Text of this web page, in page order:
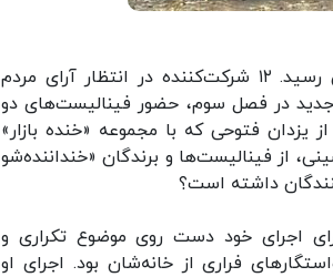
پنج شنبه‌شب رقابت ۲۰ شرکت‌کننده «خنداننده‌شو ۳» در مرحله اول به پایان رسید. ۱۲ شرکت‌کننده در انتظار آرای مردم
جدید در فصل سوم، حضور فینالیست‌های دو
شرکت‌کنندگان «خنداننده‌شو ۳» است. غیر از یزدان فتوحی که با مجموعه «خنده بازار»
از فینالیست‌ها و برندگان «خنداننده‌شو
اجرای خود دست روی موضوع تکراری و
فراری از خانه‌شان بود. اجرای او